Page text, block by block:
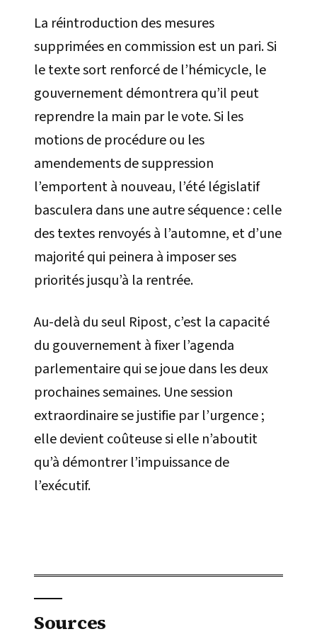
La réintroduction des mesures
supprimées en commission est un pari. Si
le texte sort renforcé de l’hémicycle, le
gouvernement démontrera qu’il peut
reprendre la main par le vote. Si les
motions de procédure ou les
amendements de suppression
l’emportent à nouveau, l’été législatif
basculera dans une autre séquence : celle
des textes renvoyés à l’automne, et d’une
majorité qui peinera à imposer ses
priorités jusqu’à la rentrée.
Au-delà du seul Ripost, c’est la capacité
du gouvernement à fixer l’agenda
parlementaire qui se joue dans les deux
prochaines semaines. Une session
extraordinaire se justifie par l’urgence ;
elle devient coûteuse si elle n’aboutit
qu’à démontrer l’impuissance de
l’exécutif.
Sources